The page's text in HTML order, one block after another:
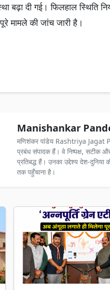
बढ़ा दी गई। फिलहाल स्थिति
मामले की जांच जारी है।
Manishankar
मणिशंकर पांडेय Rashtriya Jagat
प्रबंध संपादक हैं। वे निष्पक्ष, सटीक
प्रतिबद्ध हैं। उनका उद्देश्य देश-
तक पहुँचाना है।